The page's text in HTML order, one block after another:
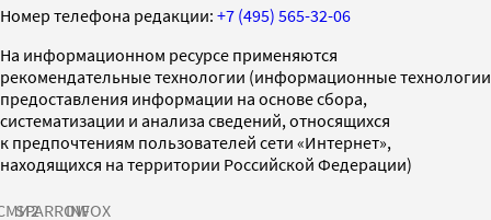
Номер телефона редакции: +7 (495) 565-32-06
На информационном ресурсе применяются
рекомендательные технологии (информационные технологии
предоставления информации на основе сбора,
систематизации и анализа сведений, относящихся
к предпочтениям пользователей сети «Интернет»,
находящихся на территории Российской Федерации)
SPARROWINFOX